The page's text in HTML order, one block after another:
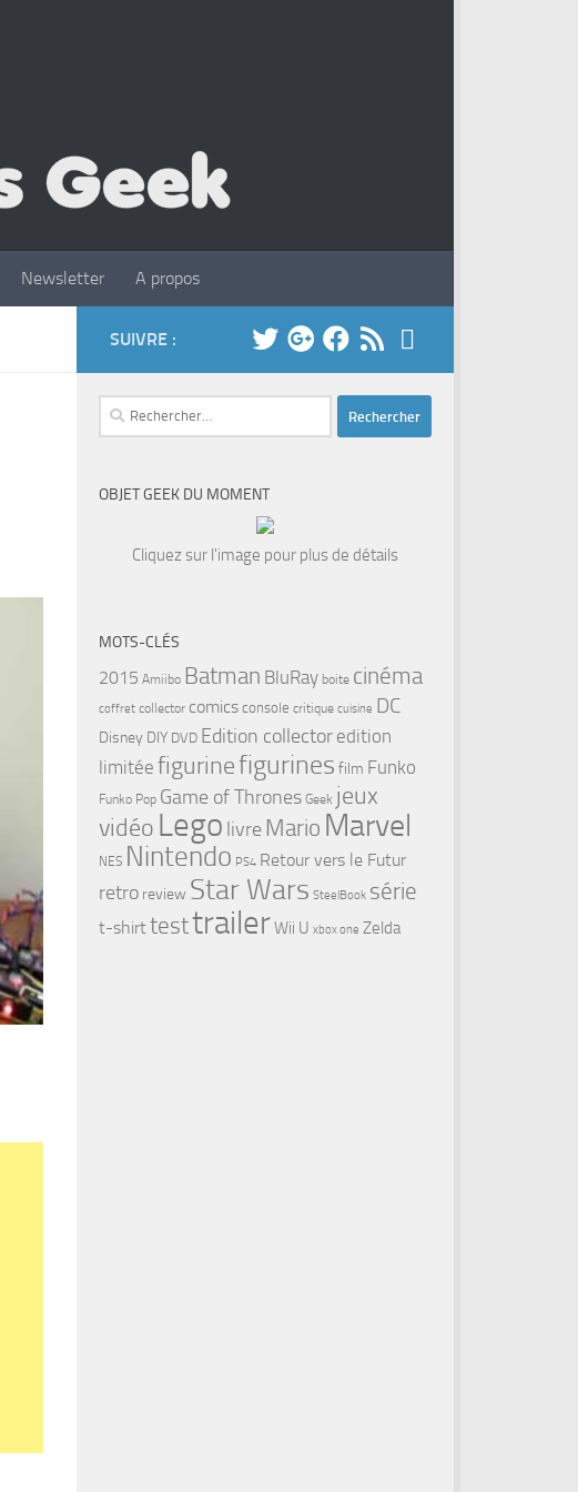
Newsletter A propos
SUIVRE :
Rechercher :
OBJET GEEK DU MOMENT
Cliquez sur l'image pour plus de détails
MOTS-CLÉS
2015 Amiibo Batman BluRay boite cinéma
coffret collector comics console critique cuisine DC
Disney DIY DVD Edition collector edition
limitée figurinefigurines film Funko
Funko Pop Game of Thrones Geek jeux
vidéo Lego livre Mario Marvel
NES Nintendo PS4 Retour vers le Futur
retro review Star Wars SteelBook série
t-shirttesttrailerWii U xbox one Zelda